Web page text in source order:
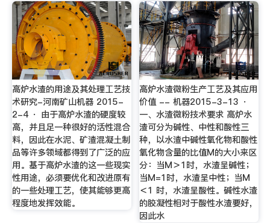
高炉水渣的用途及其处理工艺技
术研究-河南矿山机器 2015-
2-4 · 由于高炉水渣的硬度较
高，并且足一种很好的活性混合
料，因此在水泥、矿渣混凝土制
品等许多领域都得到了广泛的应
用。基于高炉水渣的这一些现实
性用途，必须要优化和改进原有
的一些处理工艺，使其能够更高
程度地发挥效能。
高炉水渣微粉生产工艺及其应用
价值 -- 机器2015-3-13 ·
一、水渣微粉技术要求 高炉水
渣可分为碱性、中性和酸性三
种，以水渣中碱性氧化物和酸性
氧化物含量的比值M的大小来区
分：当M＞1时，水渣呈碱性；
当M=1时，水渣呈中性；当M
＜1 时，水渣呈酸性。碱性水渣
的胶凝性相对于酸性水渣要好，
因此水